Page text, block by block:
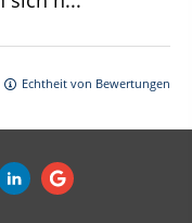
Echtheit von Bewertungen